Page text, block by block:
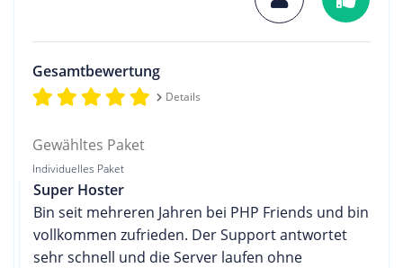
Gesamtbewertung
Details
Gewähltes Paket
Individuelles Paket
Super Hoster
Bin seit mehreren Jahren bei PHP Friends und bin
vollkommen zufrieden. Der Support antwortet
sehr schnell und die Server laufen ohne